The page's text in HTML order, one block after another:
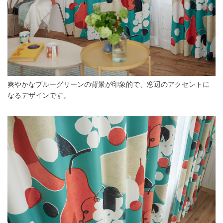
爽やかなブルーグリーンの背景が印象的で、窓辺のアクセントに
なるデザインです。